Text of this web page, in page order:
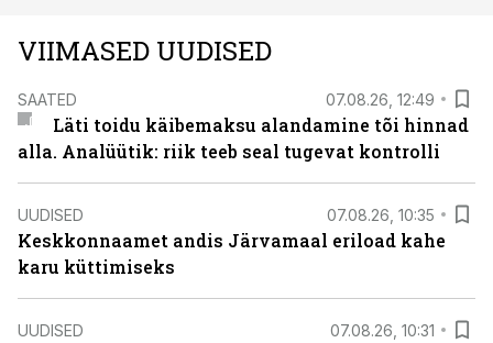
VIIMASED UUDISED
SAATED 07.08.26, 12:49
Läti toidu käibemaksu alandamine tõi hinnad
alla. Analüütik: riik teeb seal tugevat kontrolli
UUDISED 07.08.26, 10:35
Keskkonnaamet andis Järvamaal eriload kahe
karu küttimiseks
UUDISED 07.08.26, 10:31